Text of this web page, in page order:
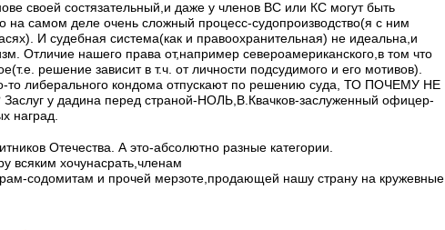
своей состязательный,и даже у членов ВС или КС могут быть
на самом деле очень сложный процесс-судопроизводство(я с ним
И судебная система(как и правоохранительная) не идеальна,и
Отличие нашего права от,например североамериканского,в том что
решение зависит в т.ч. от личности подсудимого и его мотивов).
то либерального кондома отпускают по решению суда, ТО ПОЧЕМУ НЕ
у дадина перед страной-НОЛЬ,В.Квачков-заслуженный офицер-
наград.
Отечества. А это-абсолютно разные категории.
хочунасрать,членам
содомитам и прочей мерзоте,продающей нашу страну на кружевные